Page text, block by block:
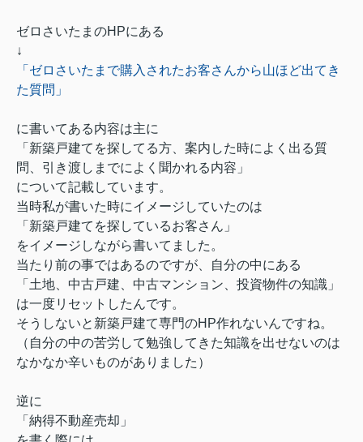
ゼロさいたまのHPにある
↓
「ゼロさいたまで購入されたお客さんから山ほど出てき
た質問」
に書いてある内容は主に
「新築戸建てを探してる方、案内した時によく出る質
問、引き渡しまでによく聞かれる内容」
について記載しています。
当時私が書いた時にイメージしていたのは
「新築戸建てを探しているお客さん」
をイメージしながら書いてました。
当たり前の事ではあるのですが、自分の中にある
「土地、中古戸建、中古マンション、投資物件の知識」
は一度リセットしたんです。
そうしないと新築戸建て専門のHP作れないんですね。
（自分の中の苦労して勉強してきた知識を出せないのは
なかなか辛いものがありました）
逆に
「納得不動産売却」